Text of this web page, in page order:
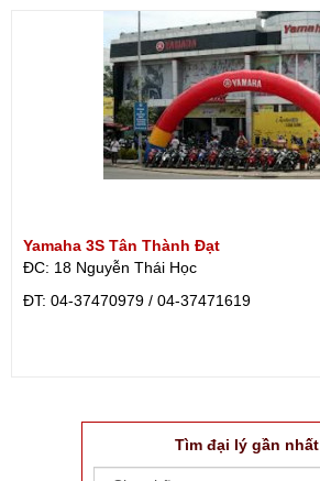
Yamaha 3S Tân Thành Đạt
ĐC: 18 Nguyễn Thái Học
ÐT: 04-37470979 / 04-37471619
Tìm đại lý gần nhất